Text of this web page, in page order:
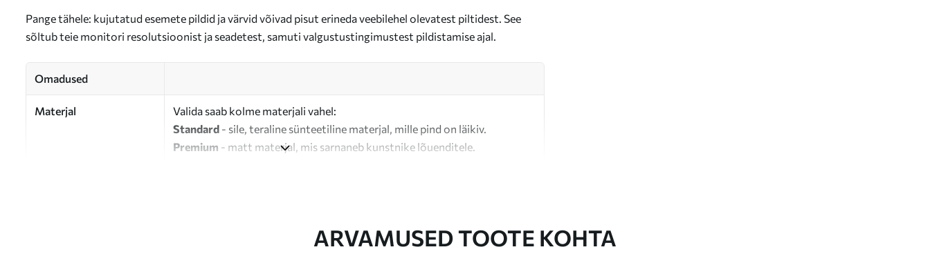
Pange tähele: kujutatud esemete pildid ja värvid võivad pisut erineda veebilehel olevatest piltidest. See
sõltub teie monitori resolutsioonist ja seadetest, samuti valgustustingimustest pildistamise ajal.
Omadused
Materjal
Valida saab kolme materjali vahel:
Standard - sile, teraline sünteetiline materjal, mille pind on läikiv.
Premium - matt materjal, mis sarnaneb kunstnike lõuenditele.
ARVAMUSED TOOTE KOHTA